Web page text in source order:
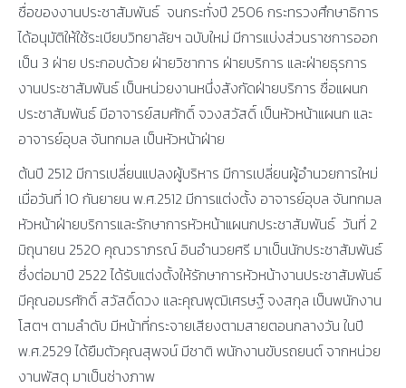
ชื่อของงานประชาสัมพันธ์ จนกระทั่งปี 2506 กระทรวงศึกษาธิการ
ได้อนุมัติให้ใช้ระเบียบวิทยาลัยฯ ฉบับใหม่ มีการแบ่งส่วนราชการออก
เป็น 3 ฝ่าย ประกอบด้วย ฝ่ายวิชาการ ฝ่ายบริการ และฝ่ายธุรการ
งานประชาสัมพันธ์ เป็นหน่วยงานหนึ่งสังกัดฝ่ายบริการ ชื่อแผนก
ประชาสัมพันธ์ มีอาจารย์สมศักดิ์ จวงสวัสดิ์ เป็นหัวหน้าแผนก และ
อาจารย์อุบล จันทกมล เป็นหัวหน้าฝ่าย
ต้นปี 2512 มีการเปลี่ยนแปลงผู้บริหาร มีการเปลี่ยนผู้อำนวยการใหม่
เมื่อวันที่ 10 กันยายน พ.ศ.2512 มีการแต่งตั้ง อาจารย์อุบล จันทกมล
หัวหน้าฝ่ายบริการและรักษาการหัวหน้าแผนกประชาสัมพันธ์ วันที่ 2
มิถุนายน 2520 คุณวราภรณ์ อินอำนวยศรี มาเป็นนักประชาสัมพันธ์
ซึ่งต่อมาปี 2522 ได้รับแต่งตั้งให้รักษาการหัวหน้างานประชาสัมพันธ์
มีคุณอมรศักดิ์ สวัสดิ์ดวง และคุณพุฒิเศรษฐ์ จงสกุล เป็นพนักงาน
โสตฯ ตามลำดับ มีหน้าที่กระจายเสียงตามสายตอนกลางวัน ในปี
พ.ศ.2529 ได้ยืมตัวคุณสุพจน์ มีชาติ พนักงานขับรถยนต์ จากหน่วย
งานพัสดุ มาเป็นช่างภาพ